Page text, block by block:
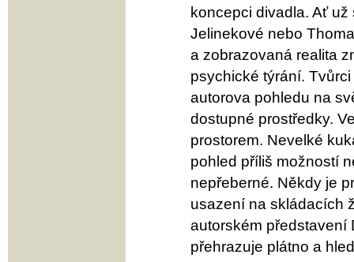
koncepci divadla. Ať
Jelinekové nebo
a zobrazovaná realita
psychické týrání.
autorova pohledu na
dostupné prostředky.
prostorem. Nevelké
pohled příliš možností
nepřeberné. Někdy je
usazení na skládacích
autorském představení
přehrazuje plátno a